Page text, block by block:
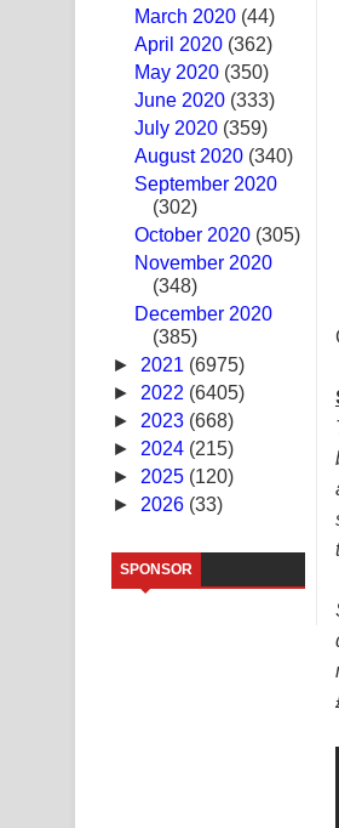
Ras Balan Song
Hoda sihiyen
Awanken Song
Pa Sina Song
Pemwanthiye
Manobhawa
Akahe Indala
Raawaya Song
Saddeta Denna
Kaalaya Song
Aramuna Song
Sandata Duka
Sihina Song
Father Song Lyrics
Dannawada
March 2020 (44)
April 2020 (362)
May 2020 (350)
June 2020 (333)
July 2020 (359)
August 2020 (340)
September 2020
(302)
October 2020 (305)
November 2020
(348)
December 2020
(385)
► 2021 (6975)
► 2022 (6405)
► 2023 (668)
► 2024 (215)
► 2025 (120)
► 2026 (33)
SPONSOR